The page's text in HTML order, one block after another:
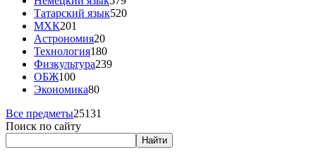
Татарский язык520
МХК201
Астрономия20
Технология180
Физкультура239
ОБЖ100
Экономика80
Все предметы25131
Поиск по сайту
Найти